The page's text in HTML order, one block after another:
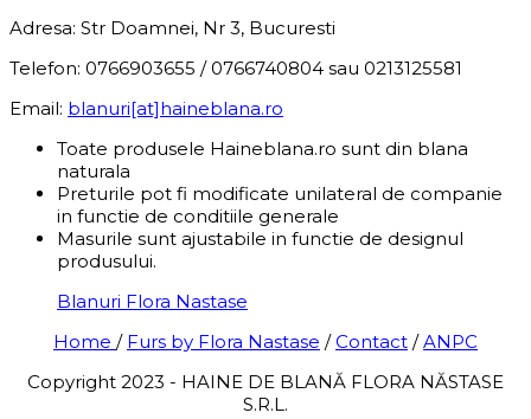
Adresa: Str Doamnei, Nr 3, Bucuresti
Telefon: 0766903655 / 0766740804 sau 0213125581
Email: blanuri[at]haineblana.ro
Toate produsele Haineblana.ro sunt din blana
naturala
Preturile pot fi modificate unilateral de companie
in functie de conditiile generale
Masurile sunt ajustabile in functie de designul
produsului.
Blanuri Flora Nastase
Home / Furs by Flora Nastase /Contact /ANPC
Copyright 2023 - HAINE DE BLANĂ FLORA NĂSTASE
S.R.L.